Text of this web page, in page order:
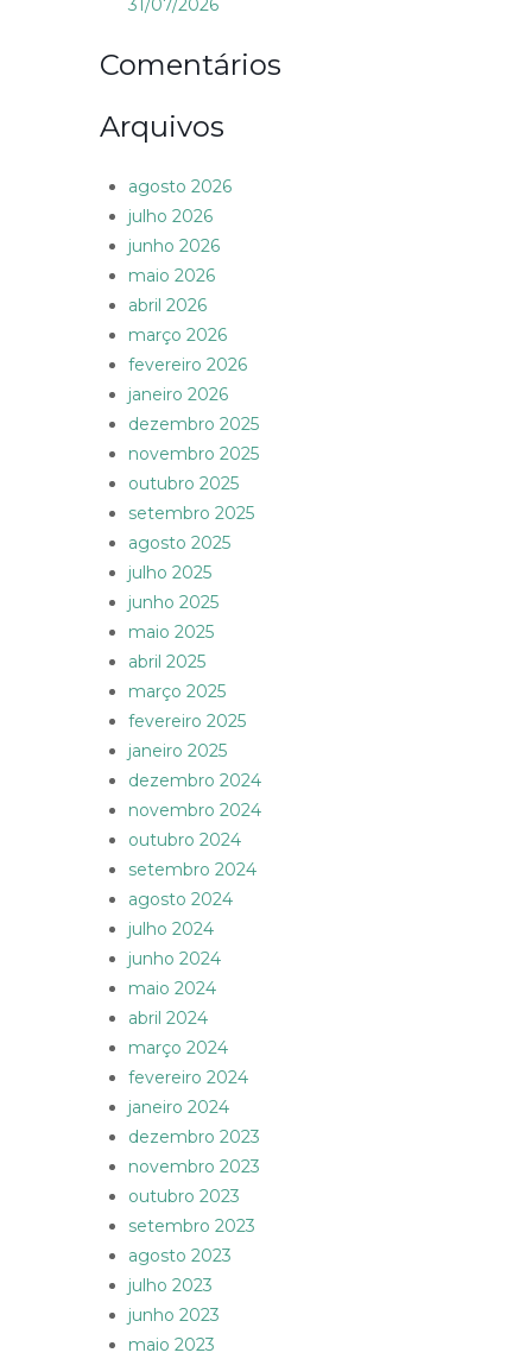
31/07/2026
Comentários
Arquivos
agosto 2026
julho 2026
junho 2026
maio 2026
abril 2026
março 2026
fevereiro 2026
janeiro 2026
dezembro 2025
novembro 2025
outubro 2025
setembro 2025
agosto 2025
julho 2025
junho 2025
maio 2025
abril 2025
março 2025
fevereiro 2025
janeiro 2025
dezembro 2024
novembro 2024
outubro 2024
setembro 2024
agosto 2024
julho 2024
junho 2024
maio 2024
abril 2024
março 2024
fevereiro 2024
janeiro 2024
dezembro 2023
novembro 2023
outubro 2023
setembro 2023
agosto 2023
julho 2023
junho 2023
maio 2023